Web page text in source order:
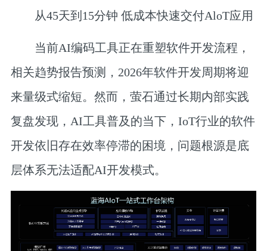
从45天到15分钟 低成本快速交付AloT应用
当前AI编码工具正在重塑软件开发流程，
相关趋势报告预测，2026年软件开发周期将迎
来量级式缩短。然而，萤石通过长期内部实践
复盘发现，AI工具普及的当下，IoT行业的软件
开发依旧存在效率停滞的困境，问题根源是底
层体系无法适配AI开发模式。